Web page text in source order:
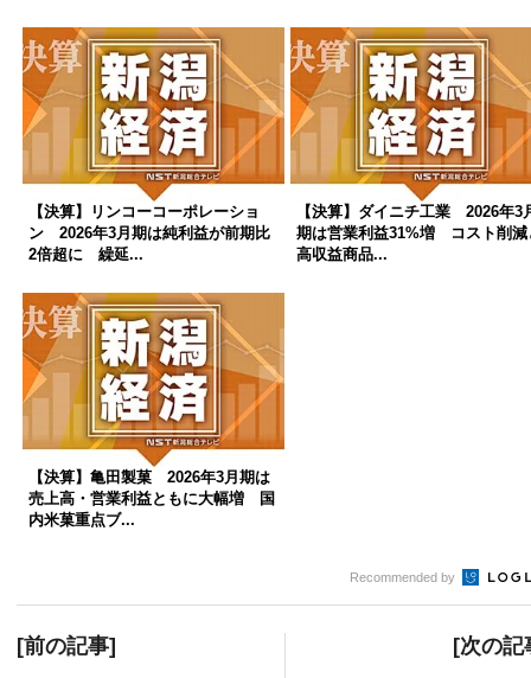
【決算】リンコーコーポレーショ
ン 2026年3月期は純利益が前期比
2倍超に 繰延...
【決算】ダイニチ工業 2026年3
期は営業利益31%増 コスト削減
高収益商品...
【決算】亀田製菓 2026年3月期は
売上高・営業利益ともに大幅増 国
内米菓重点ブ...
Recommended by
[前の記事] [次の記